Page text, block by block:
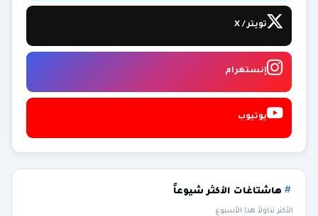
تويتر / X
إنستغرام
يوتيوب
هاشتاغات الأكثر شيوعاً
الأكثر تداولاً هذا الأسبوع